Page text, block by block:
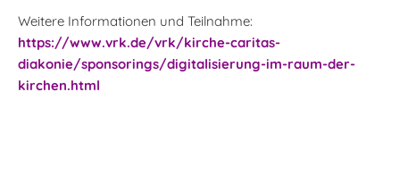
Weitere Informationen und Teilnahme:
https://www.vrk.de/vrk/kirche-caritas-
diakonie/sponsorings/digitalisierung-im-raum-der-
kirchen.html